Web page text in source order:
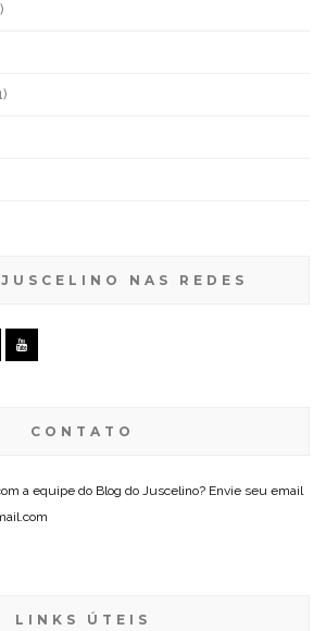
NAS REDES
CONTATO
a equipe do Blog do Juscelino? Envie seu email
LINKS ÚTEIS